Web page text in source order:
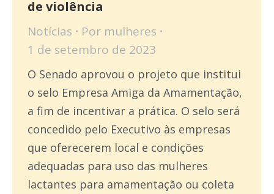
de violência
Notícias Por mulheres
1 de setembro de 2023
O Senado aprovou o projeto que institui
o selo Empresa Amiga da Amamentação,
a fim de incentivar a prática. O selo será
concedido pelo Executivo às empresas
que oferecerem local e condições
adequadas para uso das mulheres
lactantes para amamentação ou coleta